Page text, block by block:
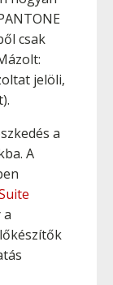
csak
jelöli,
a
A
a